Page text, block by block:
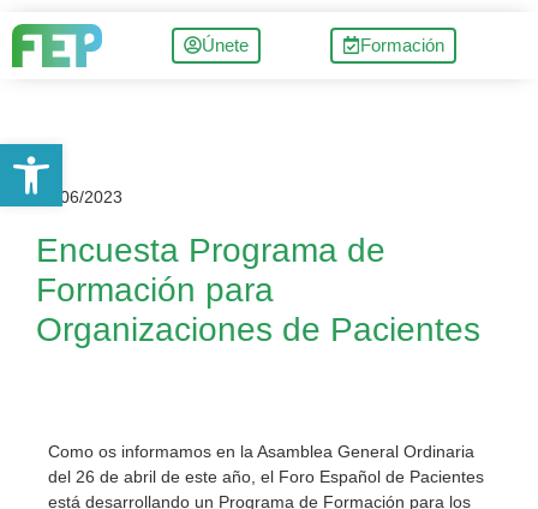
Únete Formación
05/06/2023
Encuesta Programa de
Formación para
Organizaciones de Pacientes
Como os informamos en la Asamblea General Ordinaria
del 26 de abril de este año, el Foro Español de Pacientes
está desarrollando un Programa de Formación para los
Abrir barra de herramientas